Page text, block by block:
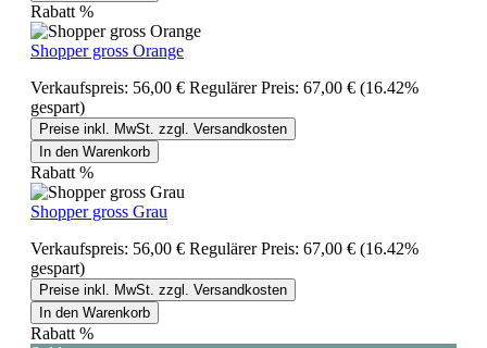
Rabatt %
Shopper gross Orange
Verkaufspreis: 56,00 € Regulärer Preis: 67,00 € (16.42%
gespart)
Preise inkl. MwSt. zzgl. Versandkosten
In den Warenkorb
Rabatt %
Shopper gross Grau
Verkaufspreis: 56,00 € Regulärer Preis: 67,00 € (16.42%
gespart)
Preise inkl. MwSt. zzgl. Versandkosten
In den Warenkorb
Rabatt %